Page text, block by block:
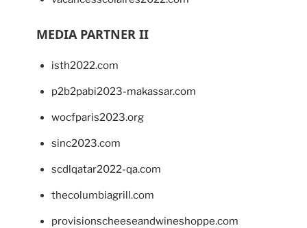
MEDIA PARTNER II
isth2022.com
p2b2pabi2023-makassar.com
wocfparis2023.org
sinc2023.com
scdlqatar2022-qa.com
thecolumbiagrill.com
provisionscheeseandwineshoppe.com